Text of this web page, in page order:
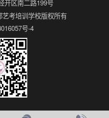
开区南二路199号
艺考培训学校版权所有
号-4